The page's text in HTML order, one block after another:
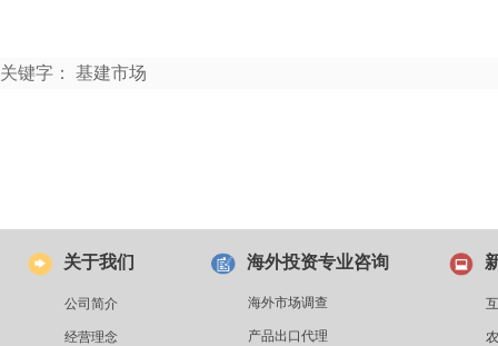
关键字： 基建市场
关于我们
公司简介
经营理念
海外投资专业咨询
海外市场调查
产品出口代理